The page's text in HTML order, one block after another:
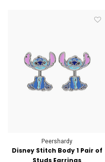
Peershardy
Disney Stitch Body 1 Pair of